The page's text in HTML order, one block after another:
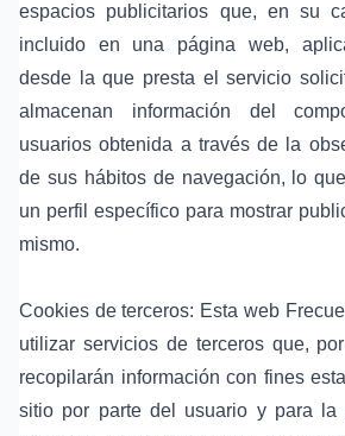
espacios publicitarios que, en su
incluido en una página web,
desde la que presta el servicio
almacenan información del
usuarios obtenida a través de la
de sus hábitos de navegación, lo
un perfil específico para mostrar
mismo.
Cookies de terceros: Esta web
utilizar servicios de terceros que,
recopilarán información con fines
sitio por parte del usuario y para la